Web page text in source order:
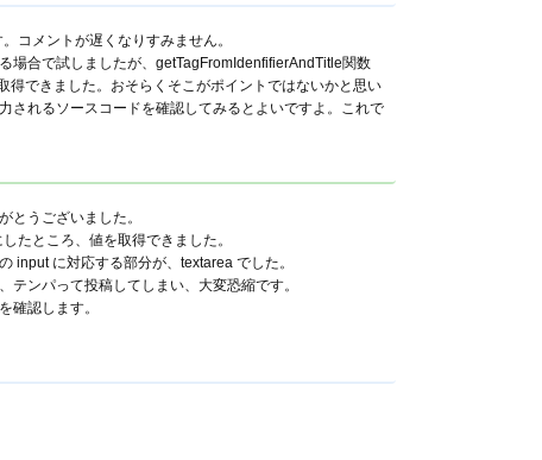
コメントが遅くなりすみません。
場合で試しましたが、getTagFromIdenfifierAndTitle関数
得できました。おそらくそこがポイントではないかと思い
されるソースコードを確認してみるとよいですよ。これで
とうございました。
たところ、値を取得できました。
input に対応する部分が、textarea でした。
テンパって投稿してしまい、大変恐縮です。
確認します。